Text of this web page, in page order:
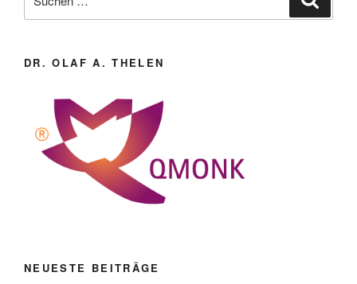
nach:
DR. OLAF A. THELEN
NEUESTE BEITRÄGE